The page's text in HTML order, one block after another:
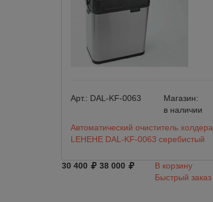
Арт.: DAL-KF-0063
Магазин:
в наличии
Автоматический очиститель холдера
LEHEHE DAL-KF-0063 серебистый
30 400 38 000
В корзину
Быстрый заказ